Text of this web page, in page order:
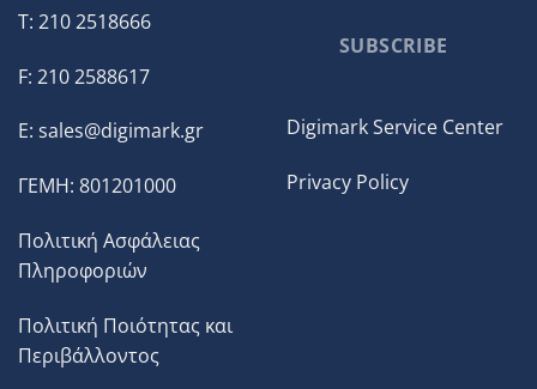
T: 210 2518666
F: 210 2588617
E: sales@digimark.gr
ΓΕΜΗ: 801201000
Πολιτική Ασφάλειας
Πληροφοριών
Πολιτική Ποιότητας και
Περιβάλλοντος
SUBSCRIBE
Digimark Service Center
Privacy Policy